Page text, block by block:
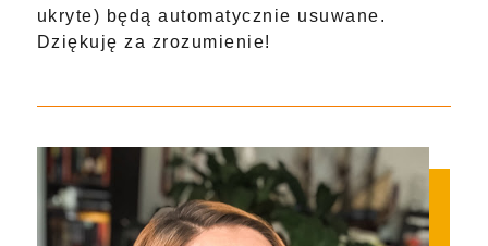
ukryte) będą automatycznie usuwane.
Dziękuję za zrozumienie!